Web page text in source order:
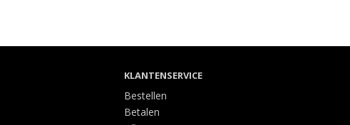
KLANTENSERVICE
Bestellen
Betalen